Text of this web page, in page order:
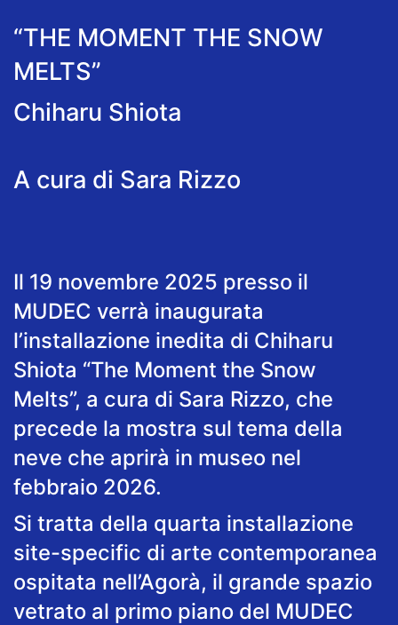
“THE MOMENT THE SNOW
MELTS”
Chiharu Shiota
A cura di Sara Rizzo
Il 19 novembre 2025 presso il
MUDEC verrà inaugurata
l’installazione inedita di Chiharu
Shiota “The Moment the Snow
Melts”, a cura di Sara Rizzo, che
precede la mostra sul tema della
neve che aprirà in museo nel
febbraio 2026.
Si tratta della quarta installazione
site-specific di arte contemporanea
ospitata nell’Agorà, il grande spazio
vetrato al primo piano del MUDEC